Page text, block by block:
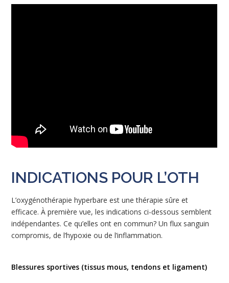
INDICATIONS POUR L’OTH
L’oxygénothérapie hyperbare est une thérapie sûre et
efficace. À première vue, les indications ci-dessous semblent
indépendantes. Ce qu’elles ont en commun? Un flux sanguin
compromis, de l’hypoxie ou de l’inflammation.
Blessures sportives (tissus mous, tendons et ligament)